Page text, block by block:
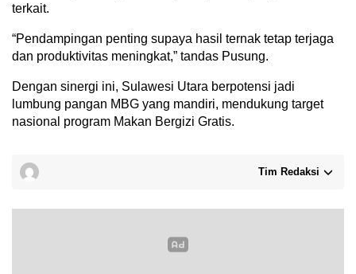
terkait.
“Pendampingan penting supaya hasil ternak tetap terjaga
dan produktivitas meningkat,” tandas Pusung.
Dengan sinergi ini, Sulawesi Utara berpotensi jadi
lumbung pangan MBG yang mandiri, mendukung target
nasional program Makan Bergizi Gratis.
Tim Redaksi